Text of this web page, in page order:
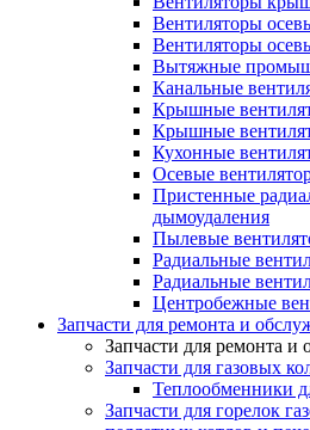
Вентиляторы
Вентиляторы
Вытяжные
Канальные
Крышные
Крышные
Кухонные
Осевые
Пристенные
дымоудаления
Пылевые
Радиальные
Радиальные
Центробежные
Запчасти для ремонта и
Запчасти для ремонта и
Запчасти для газовых
Теплообменники
Запчасти для горелок